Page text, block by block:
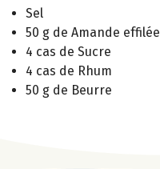
Sel
50 g de Amande effilée
4 cas de Sucre
4 cas de Rhum
50 g de Beurre